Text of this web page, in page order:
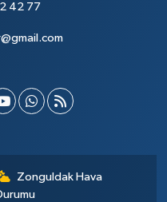
42 77
Zonguldak Hava